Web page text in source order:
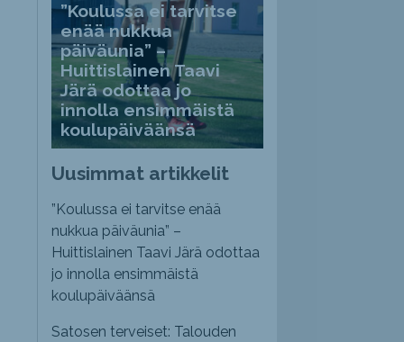
”Koulussa ei tarvitse
enää nukkua
päiväunia” –
Huittislainen Taavi
Järä odottaa jo
innolla ensimmäistä
koulupäiväänsä
Uusimmat artikkelit
”Koulussa ei tarvitse enää
nukkua päiväunia” –
Huittislainen Taavi Järä odottaa
jo innolla ensimmäistä
koulupäiväänsä
Satosen terveiset: Talouden